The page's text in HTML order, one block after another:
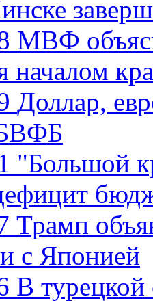
МВФ
началом
Доллар,
"Большой
Трамп
с Японией
В